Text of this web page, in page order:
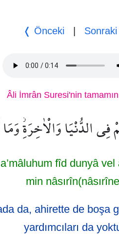
❬ Önceki |
Âli İmrân Suresi'nin
الدُّنْيَا وَالْاٰخِرَةِۘ
fîd dunyâ
min
da, ahirette de boşa
yardımcıları da